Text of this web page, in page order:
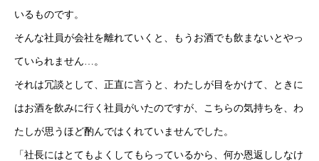
いるものです。
そんな社員が会社を離れていくと、もうお酒でも飲まないとやっ
ていられません…。
それは冗談として、正直に言うと、わたしが目をかけて、ときに
はお酒を飲みに行く社員がいたのですが、こちらの気持ちを、わ
たしが思うほど酌んではくれていませんでした。
「社長にはとてもよくしてもらっているから、何か恩返ししなけ